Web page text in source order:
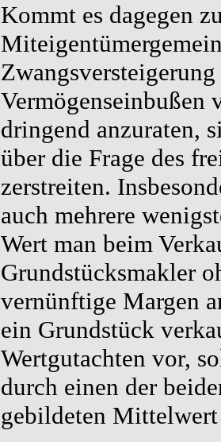
Kommt es dagegen
Vermögenseinbußen
dringend anzuraten,
über die Frage des
zerstreiten.
auch mehrere
Wert man beim
Grundstücksmakler
vernünftige Margen
ein Grundstück
Wertgutachten vor,
durch einen der
gebildeten